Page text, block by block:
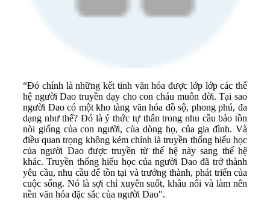
“Đó chính là những kết tinh văn hóa được lớp lớp các thế
hệ người Dao truyền dạy cho con cháu muôn đời. Tại sao
người Dao có một kho tàng văn hóa đồ sộ, phong phú, đa
dạng như thế? Đó là ý thức tự thân trong nhu cầu bảo tồn
nòi giống của con người, của dòng họ, của gia đình. Và
điều quan trọng không kém chính là truyền thống hiếu học
của người Dao được truyền từ thế hệ này sang thế hệ
khác. Truyền thống hiếu học của người Dao đã trở thành
yêu cầu, nhu cầu để tồn tại và trưởng thành, phát triển của
cuộc sống. Nó là sợi chỉ xuyên suốt, khâu nối và làm nên
nền văn hóa đặc sắc của người Dao".